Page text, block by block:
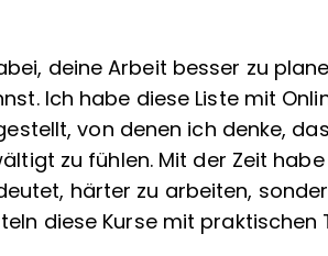
deine Arbeit besser zu
Ich habe diese Liste mit
von denen ich denke,
zu fühlen. Mit der Zeit
härter zu arbeiten,
diese Kurse mit praktischen